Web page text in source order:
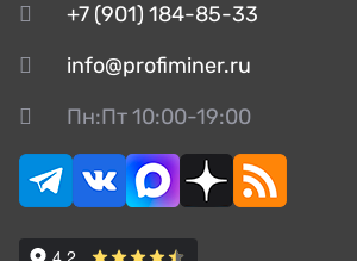
+7 (901) 184-85-33
info@profiminer.ru
Пн:Пт 10:00-19:00